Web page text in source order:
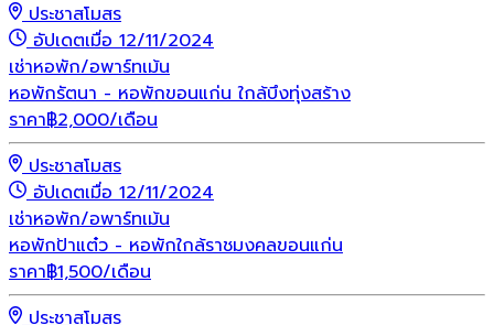
ประชาสโมสร
อัปเดตเมื่อ 12/11/2024
เช่าหอพัก/อพาร์ทเม้น
หอพักรัตนา - หอพักขอนแก่น ใกล้บึงทุ่งสร้าง
ราคา฿2,000/เดือน
ประชาสโมสร
อัปเดตเมื่อ 12/11/2024
เช่าหอพัก/อพาร์ทเม้น
หอพักป้าแต๋ว - หอพักใกล้ราชมงคลขอนแก่น
ราคา฿1,500/เดือน
ประชาสโมสร